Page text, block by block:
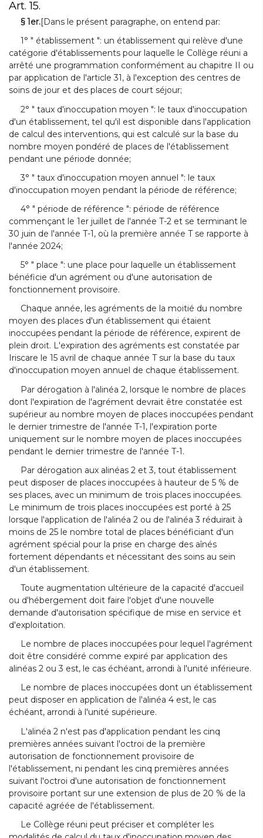
Art. 15.
§ 1er.[Dans le présent paragraphe, on entend par:
1° " établissement ": un établissement qui relève d'une
catégorie d'établissements pour laquelle le Collège réuni a
arrêté une programmation conformément au chapitre II ou
par application de l'article 31, à l'exception des centres de
soins de jour et des places de court séjour;
2° " taux d'inoccupation moyen ": le taux d'inoccupation
d'un établissement, tel qu'il est disponible dans l'application
de calcul des interventions, qui est calculé sur la base du
nombre moyen pondéré de places de l'établissement
pendant une période donnée;
3° " taux d'inoccupation moyen annuel ": le taux
d'inoccupation moyen pendant la période de référence;
4° " période de référence ": période de référence
commençant le 1er juillet de l'année T-2 et se terminant le
30 juin de l'année T-1, où la première année T se rapporte à
l'année 2024;
5° " place ": une place pour laquelle un établissement
bénéficie d'un agrément ou d'une autorisation de
fonctionnement provisoire.
Chaque année, les agréments de la moitié du nombre
moyen des places d'un établissement qui étaient
inoccupées pendant la période de référence, expirent de
plein droit. L'expiration des agréments est constatée par
Iriscare le 15 avril de chaque année T sur la base du taux
d'inoccupation moyen annuel de chaque établissement.
Par dérogation à l'alinéa 2, lorsque le nombre de places
dont l'expiration de l'agrément devrait être constatée est
supérieur au nombre moyen de places inoccupées pendant
le dernier trimestre de l'année T-1, l'expiration porte
uniquement sur le nombre moyen de places inoccupées
pendant le dernier trimestre de l'année T-1.
Par dérogation aux alinéas 2 et 3, tout établissement
peut disposer de places inoccupées à hauteur de 5 % de
ses places, avec un minimum de trois places inoccupées.
Le minimum de trois places inoccupées est porté à 25
lorsque l'application de l'alinéa 2 ou de l'alinéa 3 réduirait à
moins de 25 le nombre total de places bénéficiant d'un
agrément spécial pour la prise en charge des aînés
fortement dépendants et nécessitant des soins au sein
d'un établissement.
Toute augmentation ultérieure de la capacité d'accueil
ou d'hébergement doit faire l'objet d'une nouvelle
demande d'autorisation spécifique de mise en service et
d'exploitation.
Le nombre de places inoccupées pour lequel l'agrément
doit être considéré comme expiré par application des
alinéas 2 ou 3 est, le cas échéant, arrondi à l'unité inférieure.
Le nombre de places inoccupées dont un établissement
peut disposer en application de l'alinéa 4 est, le cas
échéant, arrondi à l'unité supérieure.
L'alinéa 2 n'est pas d'application pendant les cinq
premières années suivant l'octroi de la première
autorisation de fonctionnement provisoire de
l'établissement, ni pendant les cinq premières années
suivant l'octroi d'une autorisation de fonctionnement
provisoire portant sur une extension de plus de 20 % de la
capacité agréée de l'établissement.
Le Collège réuni peut préciser et compléter les